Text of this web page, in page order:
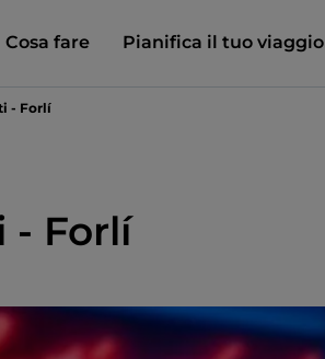
Cosa fare Pianifica il tuo viaggio
- Forlí
- Forlí